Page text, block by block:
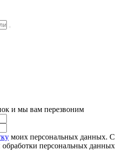
и мы вам перезвоним
моих персональных данных. С
персональных данных